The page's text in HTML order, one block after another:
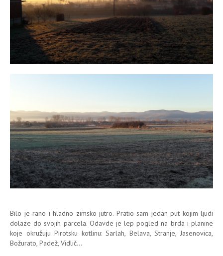
Bilo je rano i hladno zimsko jutro. Pratio sam jedan put kojim ljudi
dolaze do svojih parcela. Odavde je lep pogled na brda i planine
koje okružuju Pirotsku kotlinu: Sarlah, Belava, Stranje, Jasenovica,
Božurato, Padež, Vidlič...